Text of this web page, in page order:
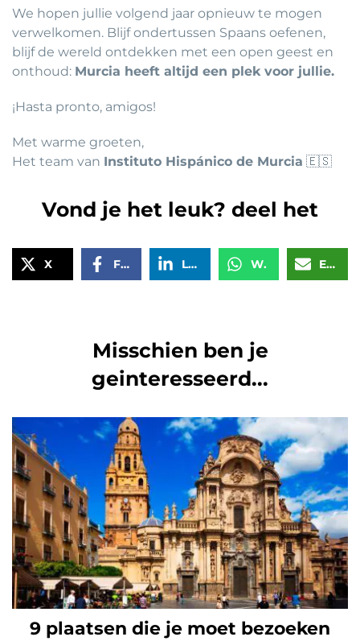
We hopen jullie volgend jaar opnieuw te mogen
verwelkomen. Blijf ondertussen Spaans oefenen,
blijf de wereld ontdekken met een open geest en
onthoud: Murcia heeft altijd een plek voor jullie.
¡Hasta pronto, amigos!
Met warme groeten,
Het team van Instituto Hispánico de Murcia 🇪🇸
Vond je het leuk? deel het
X Facebook LinkedIn WhatsApp Email
Misschien ben je
geinteresseerd...
9 plaatsen die je moet bezoeken